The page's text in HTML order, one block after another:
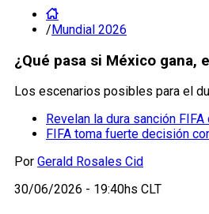
/Mundial 2026
¿Qué pasa si México gana,
Los escenarios posibles para el
Revelan la dura sanción
FIFA toma fuerte decisión
Por Gerald Rosales Cid
30/06/2026 - 19:40hs CLT